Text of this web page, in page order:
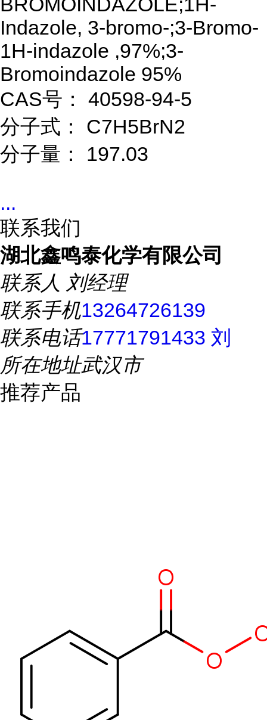
Indazole, 3-bromo-;3-Bromo-
1H-indazole ,97%;3-
Bromoindazole 95%
CAS号： 40598-94-5
分子式： C7H5BrN2
分子量： 197.03
...
联系我们
湖北鑫鸣泰化学有限公司
联系人 刘经理
联系手机13264726139
联系电话17771791433 刘
所在地址武汉市
推荐产品